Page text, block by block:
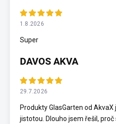
1.8.2026
Super
DAVOS AKVA
29.7.2026
Produkty GlasGarten od
jistotou. Dlouho jsem řešil,